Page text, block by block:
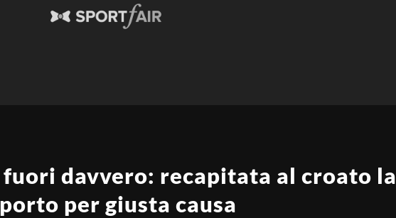
fuori davvero: recapitata al croato la
per giusta causa